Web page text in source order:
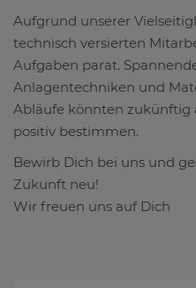
Aufgrund unserer
technisch versierten
Aufgaben parat.
Anlagentechniken und
Abläufe könnten zukünftig
positiv bestimmen.
Bewirb Dich bei uns und
Zukunft neu!
Wir freuen uns auf Dich